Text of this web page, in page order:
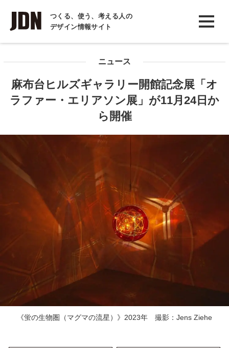
つくる、使う、考える人の
デザイン情報サイト
INTERVIEW
インタビュー
COLUMN
ニュース
麻布台ヒルズギャラリー開館記念展「オ
ラファー・エリアソン展」が11月24日か
ら開催
《蛍の生物圏（マグマの流星）》2023年 撮影：Jens Ziehe